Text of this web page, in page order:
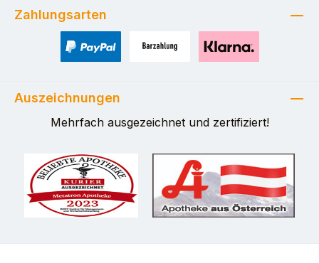
Zahlungsarten
Auszeichnungen
Mehrfach ausgezeichnet und zertifiziert!